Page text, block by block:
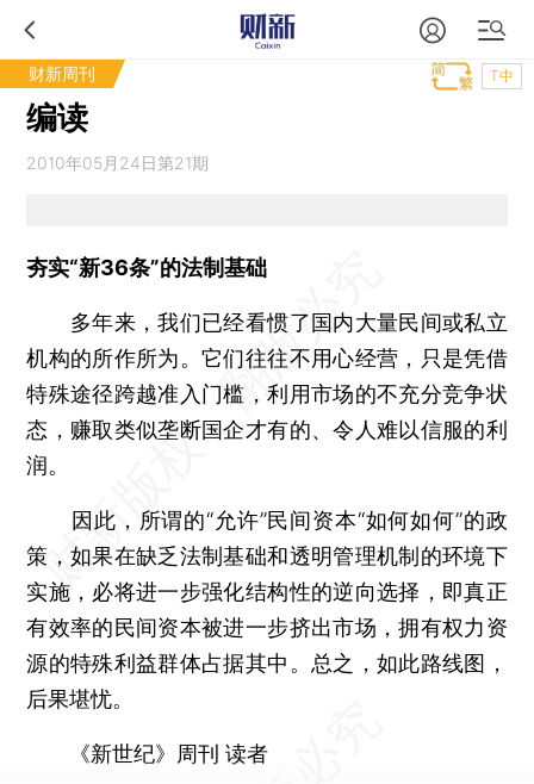
财新周刊 T中
编读
2010年05月24日第21期
夯实“新36条”的法制基础
多年来，我们已经看惯了国内大量民间或私立
机构的所作所为。它们往往不用心经营，只是凭借
特殊途径跨越准入门槛，利用市场的不充分竞争状
态，赚取类似垄断国企才有的、令人难以信服的利
润。
因此，所谓的“允许”民间资本“如何如何”的政
策，如果在缺乏法制基础和透明管理机制的环境下
实施，必将进一步强化结构性的逆向选择，即真正
有效率的民间资本被进一步挤出市场，拥有权力资
源的特殊利益群体占据其中。总之，如此路线图，
后果堪忧。
《新世纪》周刊 读者